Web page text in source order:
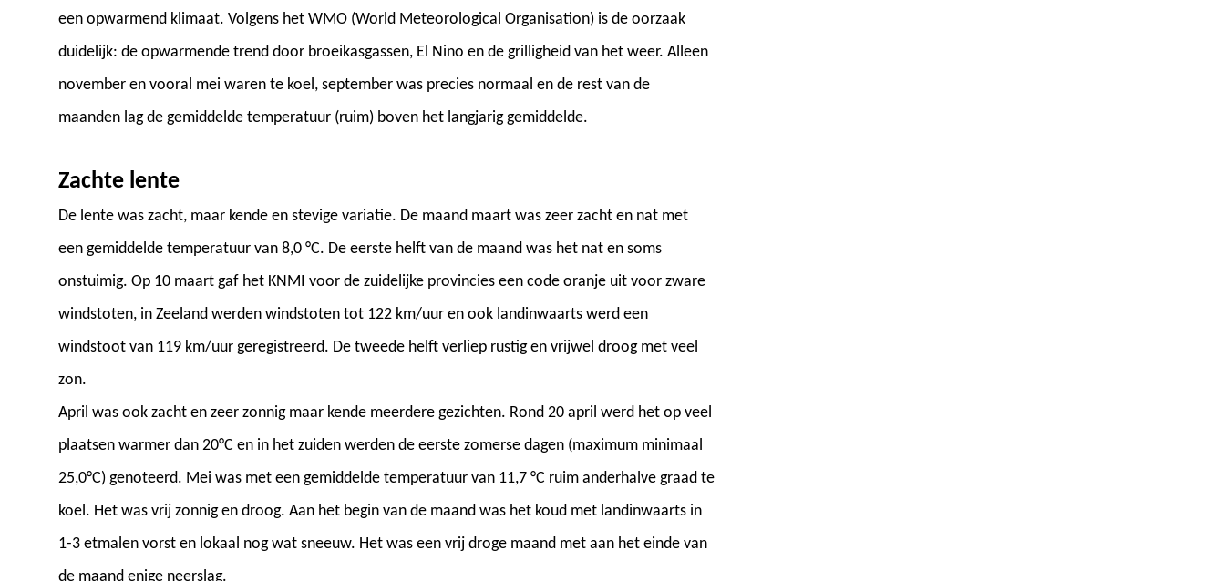
een opwarmend klimaat. Volgens het WMO (World Meteorological Organisation) is de oorzaak
duidelijk: de opwarmende trend door broeikasgassen, El Nino en de grilligheid van het weer. Alleen
november en vooral mei waren te koel, september was precies normaal en de rest van de
maanden lag de gemiddelde temperatuur (ruim) boven het langjarig gemiddelde.
Zachte lente
De lente was zacht, maar kende en stevige variatie. De maand maart was zeer zacht en nat met
een gemiddelde temperatuur van 8,0 °C. De eerste helft van de maand was het nat en soms
onstuimig. Op 10 maart gaf het KNMI voor de zuidelijke provincies een code oranje uit voor zware
windstoten, in Zeeland werden windstoten tot 122 km/uur en ook landinwaarts werd een
windstoot van 119 km/uur geregistreerd. De tweede helft verliep rustig en vrijwel droog met veel
zon.
April was ook zacht en zeer zonnig maar kende meerdere gezichten. Rond 20 april werd het op veel
plaatsen warmer dan 20°C en in het zuiden werden de eerste zomerse dagen (maximum minimaal
25,0°C) genoteerd. Mei was met een gemiddelde temperatuur van 11,7 °C ruim anderhalve graad te
koel. Het was vrij zonnig en droog. Aan het begin van de maand was het koud met landinwaarts in
1-3 etmalen vorst en lokaal nog wat sneeuw. Het was een vrij droge maand met aan het einde van
de maand enige neerslag.